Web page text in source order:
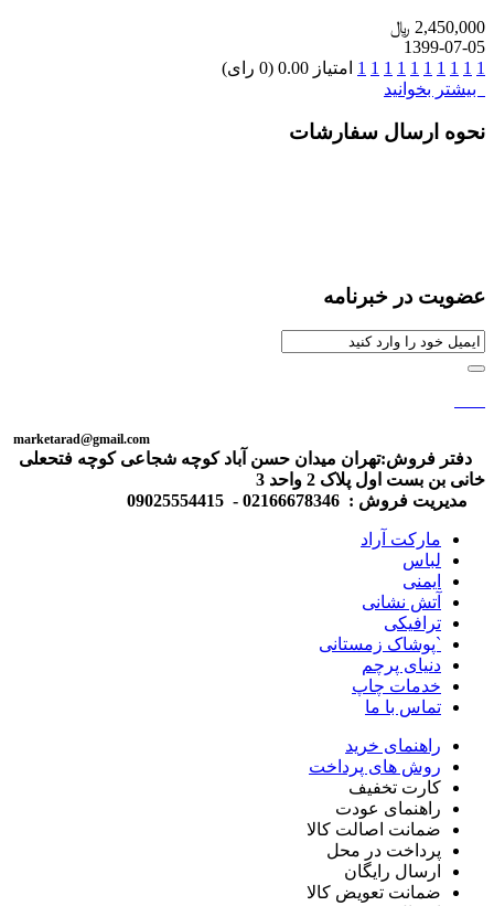
2,450,000 ﷼
1399-07-05
1
1
1
1
1
1
1
1
1
1 امتیاز 0.00 (0 رای)
بیشتر بخوانید
نحوه ارسال سفارشات
عضویت در خبرنامه
marketarad@gmail.com
دفتر فروش:تهران میدان حسن آباد کوچه شجاعی کوچه فتحعلی
خانی بن بست اول پلاک 2 واحد 3
مدیریت فروش : 02166678346 - 09025554415
مارکت آراد
لباس
ایمنی
آتش نشانی
ترافیکی
`پوشاک زمستانی
دنیای پرچم
خدمات چاپ
تماس با ما
راهنمای خرید
روش های پرداخت
کارت تخفیف
راهنمای عودت
ضمانت اصالت کالا
پرداخت در محل
ارسال رایگان
ضمانت تعویض کالا